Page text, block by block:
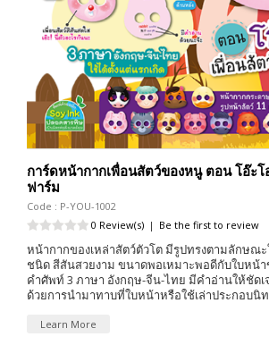
การ์ดหน้ากากเพื่อนสัตว์ของหนู ตอน โอ๊ะโ
ฟาร์ม
Code : P-YOU-1002
0 Review(s) | Be the first to review
หน้ากากของเหล่าสัตว์ตัวโต มีรูปทรงตามลักษณ
ชนิด สีสันสวยงาม ขนาดพอเหมาะพอดีกับใบหน้า
คำศัพท์ 3 ภาษา อังกฤษ-จีน-ไทย มีคำอ่านให้ชัดเ
ด้วยการนำมาทาบที่ใบหน้าหรือใช้เล่าประกอบนิ
Learn More